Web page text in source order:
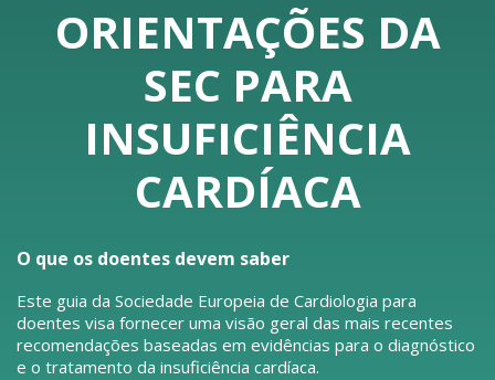
ORIENTAÇÕES DA
SEC PARA
INSUFICIÊNCIA
CARDÍACA
O que os doentes devem saber
Este guia da Sociedade Europeia de Cardiologia para
doentes visa fornecer uma visão geral das mais recentes
recomendações baseadas em evidências para o diagnóstico
e o tratamento da insuficiência cardíaca.